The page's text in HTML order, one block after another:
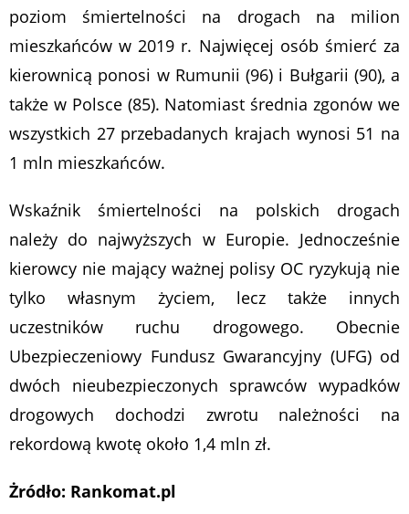
poziom śmiertelności na drogach na milion
mieszkańców w 2019 r. Najwięcej osób śmierć za
kierownicą ponosi w Rumunii (96) i Bułgarii (90), a
także w Polsce (85). Natomiast średnia zgonów we
wszystkich 27 przebadanych krajach wynosi 51 na
1 mln mieszkańców.
Wskaźnik śmiertelności na polskich drogach
należy do najwyższych w Europie. Jednocześnie
kierowcy nie mający ważnej polisy OC ryzykują nie
tylko własnym życiem, lecz także innych
uczestników ruchu drogowego. Obecnie
Ubezpieczeniowy Fundusz Gwarancyjny (UFG) od
dwóch nieubezpieczonych sprawców wypadków
drogowych dochodzi zwrotu należności na
rekordową kwotę około 1,4 mln zł.
Żródło: Rankomat.pl